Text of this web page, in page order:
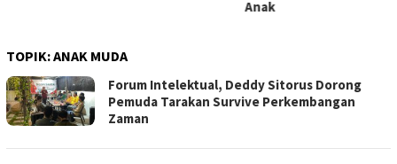
TOPIK:ANAK MUDA
Forum Intelektual, Deddy Sitorus Dorong
Pemuda Tarakan Survive Perkembangan
Zaman